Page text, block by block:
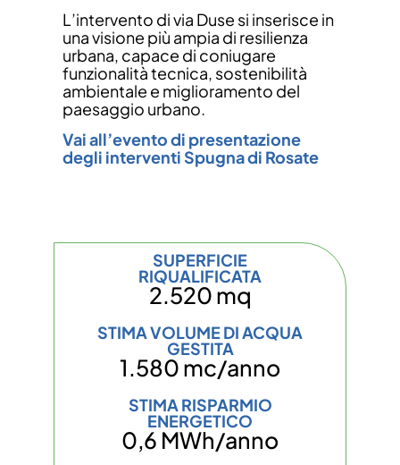
L’intervento di via Duse si inserisce in
una visione più ampia di resilienza
urbana, capace di coniugare
funzionalità tecnica, sostenibilità
ambientale e miglioramento del
paesaggio urbano.
Vai all’evento di presentazione
degli interventi Spugna di Rosate
SUPERFICIE
RIQUALIFICATA
2.520 mq
STIMA VOLUME DI ACQUA
GESTITA
1.580 mc/anno
STIMA RISPARMIO
ENERGETICO
0,6 MWh/anno